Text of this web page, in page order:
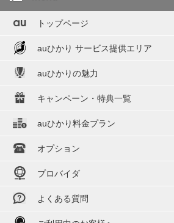
トップページ
auひかり サービス提供エリア
auひかりの魅力
キャンペーン・特典一覧
auひかり料金プラン
オプション
プロバイダ
よくある質問